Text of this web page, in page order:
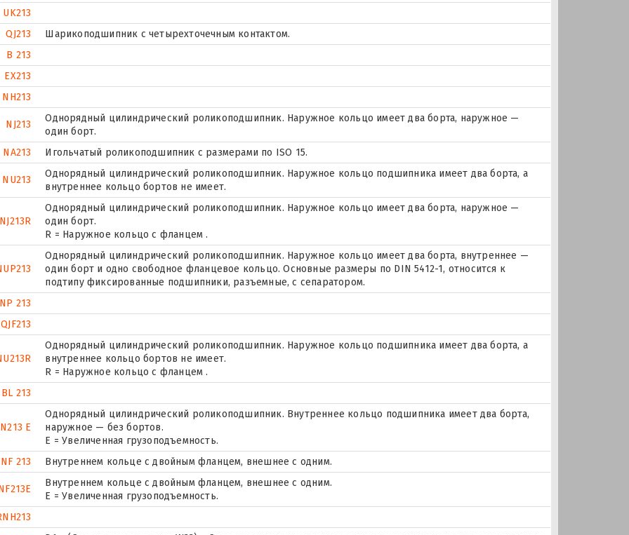
UK213
QJ213
Шарикоподшипник с четырехточечным контактом.
B 213
EX213
NH213
NJ213
Однорядный цилиндрический роликоподшипник. Наружное кольцо имеет два борта, наружное —
один борт.
NA213
Игольчатый роликоподшипник с размерами по ISO 15.
NU213
Однорядный цилиндрический роликоподшипник. Наружное кольцо подшипника имеет два борта, а
внутреннее кольцо бортов не имеет.
NJ213R
Однорядный цилиндрический роликоподшипник. Наружное кольцо имеет два борта, наружное —
один борт.
R = Наружное кольцо с фланцем .
Однорядный цилиндрический роликоподшипник. Наружное кольцо имеет два борта, внутреннее —
один борт и одно свободное фланцевое кольцо. Основные размеры по DIN 5412-1, относится к
подтипу фиксированные подшипники, разъемные, с сепаратором.
NP 213
QJF213
Однорядный цилиндрический роликоподшипник. Наружное кольцо подшипника имеет два борта, а
внутреннее кольцо бортов не имеет.
R = Наружное кольцо с фланцем .
BL 213
N213 E
Однорядный цилиндрический роликоподшипник. Внутреннее кольцо подшипника имеет два борта,
наружное — без бортов.
Е = Увеличенная грузоподъемность.
NF 213
Внутреннем кольце с двойным фланцем, внешнее с одним.
Внутреннем кольце с двойным фланцем, внешнее с одним.
Е = Увеличенная грузоподъемность.